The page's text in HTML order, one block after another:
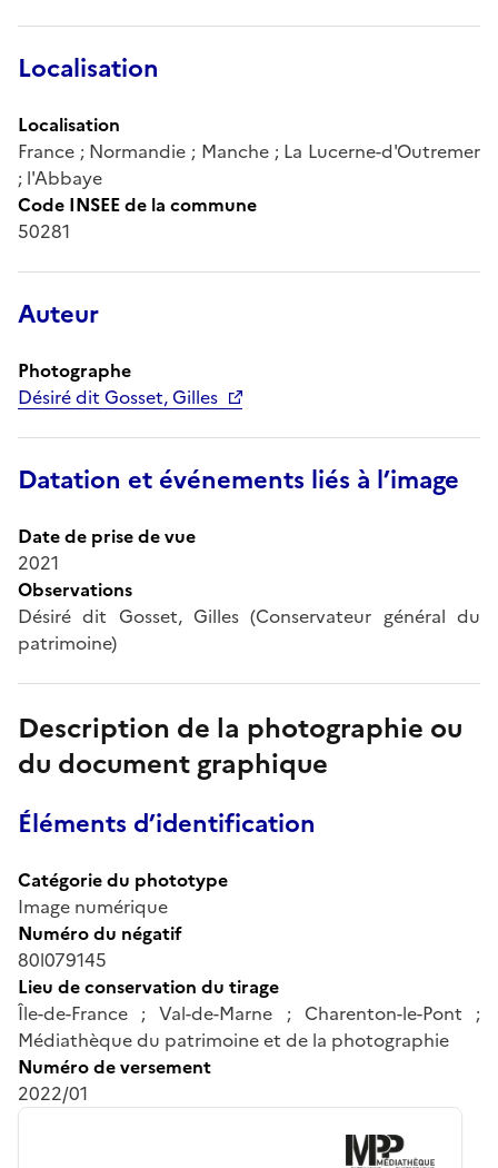
Localisation
Localisation
France ; Normandie ; Manche ; La Lucerne-d'Outremer
; l'Abbaye
Code INSEE de la commune
50281
Auteur
Photographe
Désiré dit Gosset, Gilles
Datation et événements liés à l’image
Date de prise de vue
2021
Observations
Désiré dit Gosset, Gilles (Conservateur général du
patrimoine)
Description de la photographie ou
du document graphique
Éléments d’identification
Catégorie du phototype
Image numérique
Numéro du négatif
80l079145
Lieu de conservation du tirage
Île-de-France ; Val-de-Marne ; Charenton-le-Pont ;
Médiathèque du patrimoine et de la photographie
Numéro de versement
2022/01